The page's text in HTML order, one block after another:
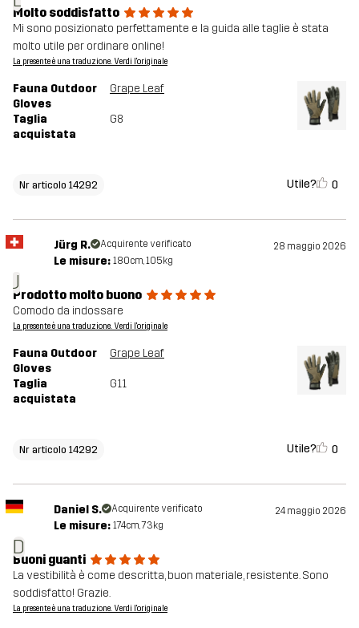
Molto soddisfatto
Mi sono posizionato perfettamente e la guida alle taglie è stata
molto utile per ordinare online!
La presente è una traduzione. Verdi l'originale
Fauna Outdoor
Gloves
Grape Leaf
Taglia
acquistata
G8
Nr articolo 14292 Utile? 0
J
Jürg R. Acquirente verificato 28 maggio 2026
Le misure: 180cm, 105kg
Prodotto molto buono
Comodo da indossare
La presente è una traduzione. Verdi l'originale
Fauna Outdoor
Gloves
Grape Leaf
Taglia
acquistata
G11
Nr articolo 14292 Utile? 0
D
Daniel S. Acquirente verificato 24 maggio 2026
Le misure: 174cm, 73kg
Buoni guanti
La vestibilità è come descritta, buon materiale, resistente. Sono
soddisfatto! Grazie.
La presente è una traduzione. Verdi l'originale